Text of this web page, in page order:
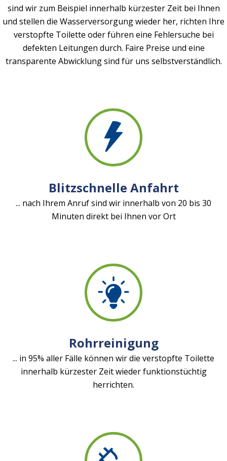
sind wir zum Beispiel innerhalb kürzester Zeit bei Ihnen
und stellen die Wasserversorgung wieder her, richten Ihre
verstopfte Toilette oder führen eine Fehlersuche bei
defekten Leitungen durch. Faire Preise und eine
transparente Abwicklung sind für uns selbstverständlich.
Blitzschnelle Anfahrt
... nach Ihrem Anruf sind wir innerhalb von 20 bis 30
Minuten direkt bei Ihnen vor Ort
Rohrreinigung
... in 95% aller Fälle können wir die verstopfte Toilette
innerhalb kürzester Zeit wieder funktionstüchtig
herrichten.